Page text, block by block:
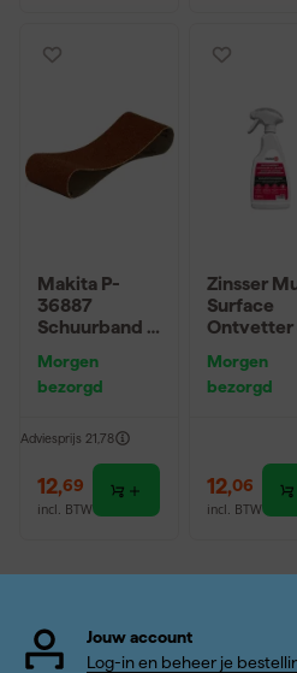
Makita P-
36887
Schuurband -
610mm (5st)
Morgen
bezorgd
Adviesprijs 21,78
12,69
incl. BTW
Zinsser
Surface
Ontvetter
500ml
Morgen
bezorgd
12,06
incl. BTW
Jouw account
Log-in en beheer je